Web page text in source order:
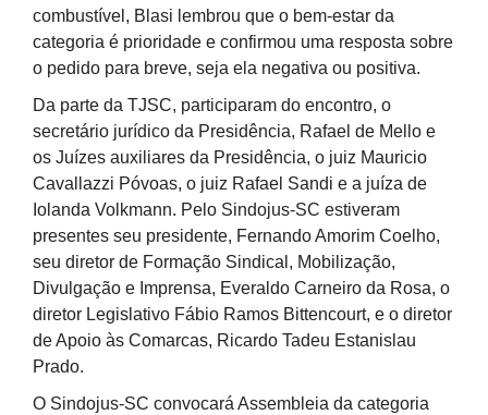
combustível, Blasi lembrou que o bem-estar da
categoria é prioridade e confirmou uma resposta sobre
o pedido para breve, seja ela negativa ou positiva.
Da parte da TJSC, participaram do encontro, o
secretário jurídico da Presidência, Rafael de Mello e
os Juízes auxiliares da Presidência, o juiz Mauricio
Cavallazzi Póvoas, o juiz Rafael Sandi e a juíza de
Iolanda Volkmann. Pelo Sindojus-SC estiveram
presentes seu presidente, Fernando Amorim Coelho,
seu diretor de Formação Sindical, Mobilização,
Divulgação e Imprensa, Everaldo Carneiro da Rosa, o
diretor Legislativo Fábio Ramos Bittencourt, e o diretor
de Apoio às Comarcas, Ricardo Tadeu Estanislau
Prado.
O Sindojus-SC convocará Assembleia da categoria